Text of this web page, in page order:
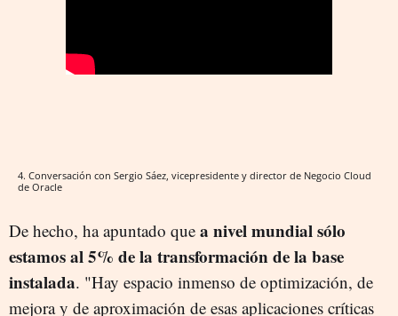
4. Conversación con Sergio Sáez, vicepresidente y director de Negocio Cloud
de Oracle
De hecho, ha apuntado que a nivel mundial sólo
estamos al 5% de la transformación de la base
instalada. "Hay espacio inmenso de optimización, de
mejora y de aproximación de esas aplicaciones críticas